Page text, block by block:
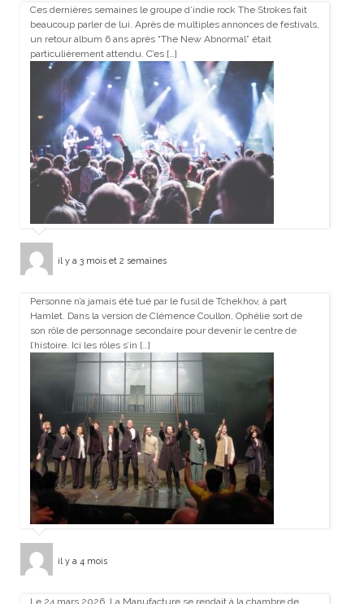
Ces dernières semaines le groupe d’indie rock The Strokes fait
beaucoup parler de lui. Après de multiples annonces de festivals,
un retour album 6 ans après “The New Abnormal” était
particulièrement attendu. C’es […]
il y a 3 mois et 2 semaines
Personne n’a jamais été tué par le fusil de Tchekhov, à part
Hamlet. Dans la version de Clémence Coullon, Ophélie sort de
son rôle de personnage secondaire pour devenir le centre de
l’histoire. Ici les rôles s’in […]
il y a 4 mois
Le 24 mars 2026, La Manufacture se rendait à la chambre de